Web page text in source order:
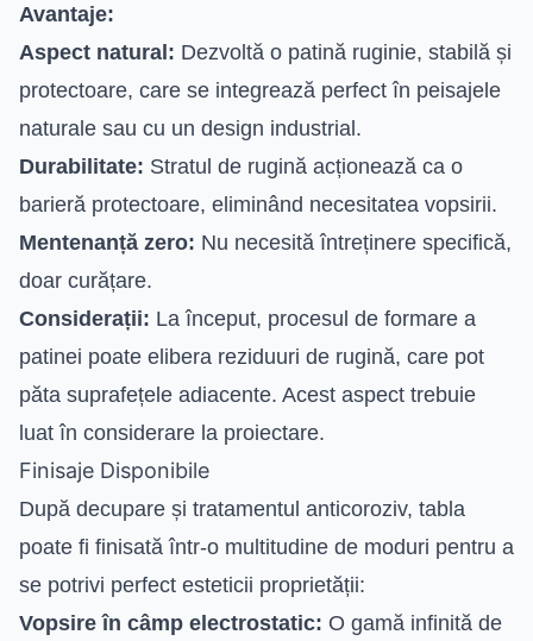
Avantaje:
Aspect natural: Dezvoltă o patină ruginie, stabilă și
protectoare, care se integrează perfect în peisajele
naturale sau cu un design industrial.
Durabilitate: Stratul de rugină acționează ca o
barieră protectoare, eliminând necesitatea vopsirii.
Mentenanță zero: Nu necesită întreținere specifică,
doar curățare.
Considerații: La început, procesul de formare a
patinei poate elibera reziduuri de rugină, care pot
păta suprafețele adiacente. Acest aspect trebuie
luat în considerare la proiectare.
Finisaje Disponibile
După decupare și tratamentul anticoroziv, tabla
poate fi finisată într-o multitudine de moduri pentru a
se potrivi perfect esteticii proprietății:
Vopsire în câmp electrostatic: O gamă infinită de